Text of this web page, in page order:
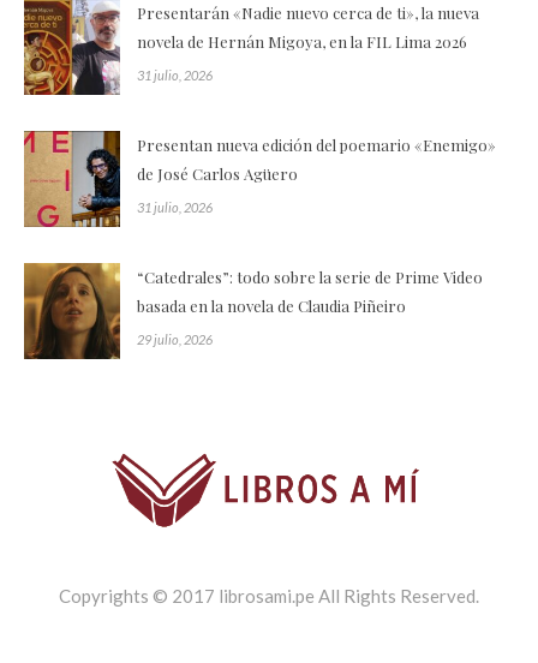
Presentarán «Nadie nuevo cerca de ti», la nueva
novela de Hernán Migoya, en la FIL Lima 2026
31 julio, 2026
Presentan nueva edición del poemario «Enemigo»
de José Carlos Agüero
31 julio, 2026
“Catedrales”: todo sobre la serie de Prime Video
basada en la novela de Claudia Piñeiro
29 julio, 2026
Copyrights © 2017 librosami.pe All Rights Reserved.